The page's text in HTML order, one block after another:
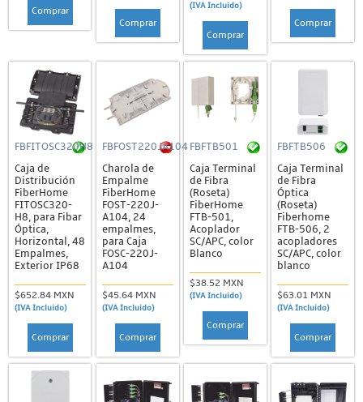
Comprar
Comprar
(IVA Incluido)
Comprar
Comprar
FBFITOSC320H8
Caja de
Distribución
FiberHome
FITOSC320-
H8, para Fibar
Óptica,
Horizontal, 48
Empalmes,
Exterior IP68
$652.84 MXN
(IVA Incluido)
Comprar
FBFOST220JA104
Charola de
Empalme
FiberHome
FOST-220J-
A104, 24
empalmes,
para Caja
FOSC-220J-
A104
$45.64 MXN
(IVA Incluido)
Comprar
FBFTB501
Caja Terminal
de Fibra
(Roseta)
FiberHome
FTB-501,
Acoplador
SC/APC, color
Blanco
$38.52 MXN
(IVA Incluido)
Comprar
FBFTB506
Caja Terminal
de Fibra
Óptica
(Roseta)
Fiberhome
FTB-506, 2
acopladores
SC/APC, color
blanco
$63.01 MXN
(IVA Incluido)
Comprar